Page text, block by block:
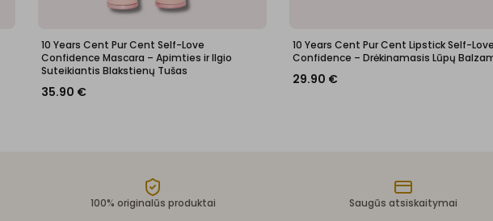
10 Years Cent Pur Cent Self-Love
Confidence Mascara – Apimties ir Ilgio
Suteikiantis Blakstienų Tušas
35.90 €
10 Years Cent Pur Cent Lipstick Self-Love
Confidence – Drėkinamasis Lūpų
29.90 €
100% originalūs produktai Saugūs atsiskaitymai